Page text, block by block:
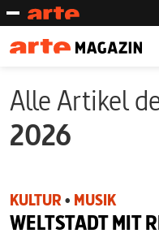
Alle Artikel
2026
KULTUR • MUSIK
WELTSTADT MIT